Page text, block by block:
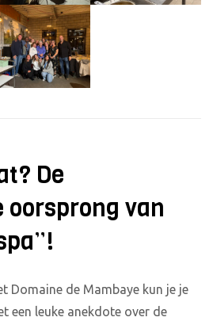
De
oorsprong van
Domaine de Mambaye kun je je
een leuke anekdote over de